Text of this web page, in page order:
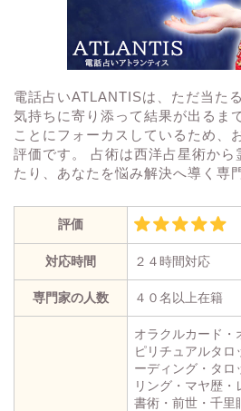
電話占いATLANTISは、ただ当た
気持ちに寄り添って結果が出るま
ことにフォーカスしているため、
評価です。 占術は西洋占星術から
たり、あなたを悩み解決へ導く専
評価
対応時間 ２４時間対応
専門家の人数 ４０名以上在籍
オラクルカード・
ピリチュアルタロ
ーディング・タロ
リング・マヤ歴
書術・前世・千里